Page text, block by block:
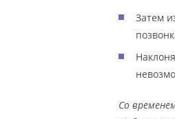
Затем
Со